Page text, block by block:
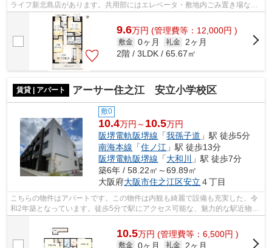
ライフ新北島店があります。共用部にはエレベータ・敷地内ごみ置き場など
が揃っております。外壁にはタイルが張...
9.6万円 (管理費等：12,000円 )
敷金 0ヶ月 礼金
2ヶ月
2階 / 3LDK / 65.67㎡
賃貸 | アパート アーサー住之江 安立小学校区
敷0
10.4万円～ 10.5万円
阪堺電軌阪堺線 「我孫子道 」駅 徒歩5分
南海本線 「住ノ江 」駅 徒歩13分
阪堺電軌阪堺線 「大和川
」駅 徒歩7分
築6年 / 58.22㎡～69.89㎡
大阪府大阪市住之江区安立 ４丁目
こちらの物件はアパートです。この物件は内観も綺麗で設備も充実した、令
和2年築となっています。徒歩5分で駅にアクセス可能な、魅力的な駅近物件
10.5万円 (管理費等：6,500円 )
敷金 0ヶ月 礼金
2ヶ月